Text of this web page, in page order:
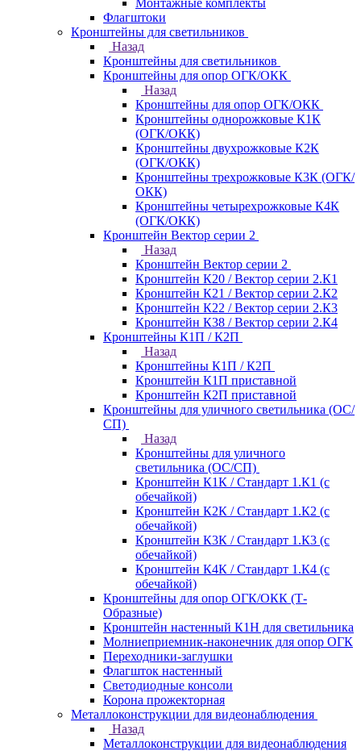
Монтажные комплекты
Флагштоки
Кронштейны для светильников
Назад
Кронштейны для светильников
Кронштейны для опор ОГК/ОКК
Назад
Кронштейны для опор ОГК/ОКК
Кронштейны однорожковые К1К
(ОГК/ОКК)
Кронштейны двухрожковые К2К
(ОГК/ОКК)
Кронштейны трехрожковые К3К (ОГК/
ОКК)
Кронштейны четырехрожковые К4К
(ОГК/ОКК)
Кронштейн Вектор серии 2
Назад
Кронштейн Вектор серии 2
Кронштейн К20 / Вектор серии 2.К1
Кронштейн К21 / Вектор серии 2.К2
Кронштейн К22 / Вектор серии 2.К3
Кронштейн К38 / Вектор серии 2.К4
Кронштейны К1П / К2П
Назад
Кронштейны К1П / К2П
Кронштейн К1П приставной
Кронштейн К2П приставной
Кронштейны для уличного светильника (ОС/
СП)
Назад
Кронштейны для уличного
светильника (ОС/СП)
Кронштейн К1К / Стандарт 1.К1 (с
обечайкой)
Кронштейн К2К / Стандарт 1.К2 (с
обечайкой)
Кронштейн К3К / Стандарт 1.К3 (с
обечайкой)
Кронштейн К4К / Стандарт 1.К4 (с
обечайкой)
Кронштейны для опор ОГК/ОКК (Т-
Образные)
Кронштейн настенный К1Н для светильника
Молниеприемник-наконечник для опор ОГК
Переходники-заглушки
Флагшток настенный
Светодиодные консоли
Корона прожекторная
Металлоконструкции для видеонаблюдения
Назад
Металлоконструкции для видеонаблюдения